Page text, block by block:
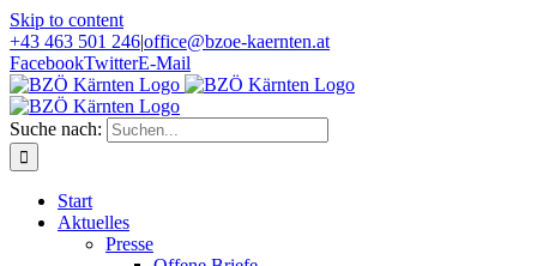
Skip to content
+43 463 501 246|office@bzoe-kaernten.at
FacebookTwitterE-Mail
Suche nach:
Start
Aktuelles
Presse